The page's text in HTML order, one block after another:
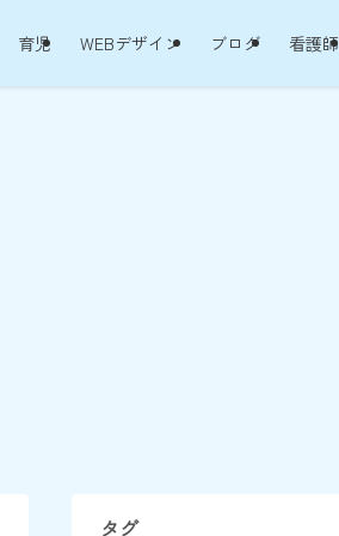
育児 WEBデザイン ブログ 看護師
タグ